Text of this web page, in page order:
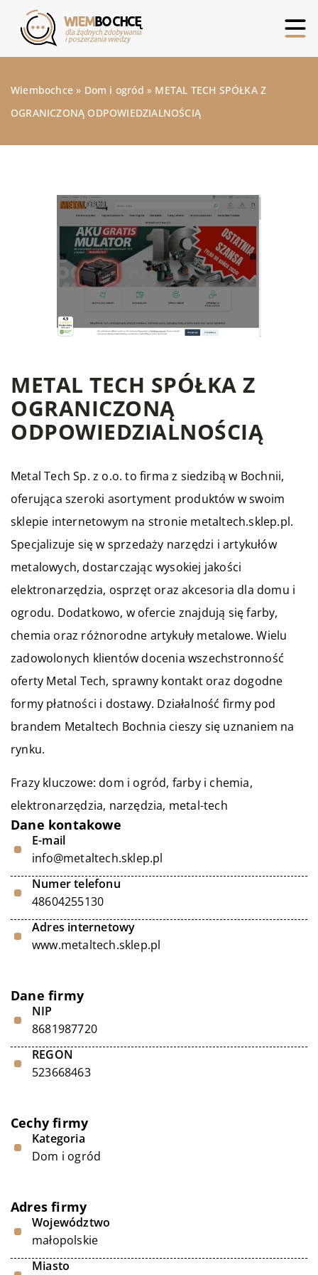
Wiembochce » Dom i ogród » METAL TECH SPÓŁKA Z
OGRANICZONĄ ODPOWIEDZIALNOŚCIĄ
METAL TECH SPÓŁKA Z
OGRANICZONĄ
ODPOWIEDZIALNOŚCIĄ
Metal Tech Sp. z o.o. to firma z siedzibą w Bochnii,
oferująca szeroki asortyment produktów w swoim
sklepie internetowym na stronie metaltech.sklep.pl.
Specjalizuje się w sprzedaży narzędzi i artykułów
metalowych, dostarczając wysokiej jakości
elektronarzędzia, osprzęt oraz akcesoria dla domu i
ogrodu. Dodatkowo, w ofercie znajdują się farby,
chemia oraz różnorodne artykuły metalowe. Wielu
zadowolonych klientów docenia wszechstronność
oferty Metal Tech, sprawny kontakt oraz dogodne
formy płatności i dostawy. Działalność firmy pod
brandem Metaltech Bochnia cieszy się uznaniem na
rynku.
Frazy kluczowe: dom i ogród, farby i chemia,
elektronarzędzia, narzędzia, metal-tech
Dane kontakowe
E-mail
info@metaltech.sklep.pl
Numer telefonu
48604255130
Adres internetowy
www.metaltech.sklep.pl
Dane firmy
NIP
8681987720
REGON
523668463
Cechy firmy
Kategoria
Dom i ogród
Adres firmy
Województwo
małopolskie
Miasto